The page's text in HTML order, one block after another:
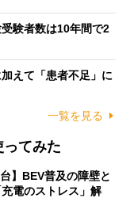
験者数は10年間で2
えて「患者不足」に
一覧を見る
てみた
】BEV普及の障壁と
電のストレス」解